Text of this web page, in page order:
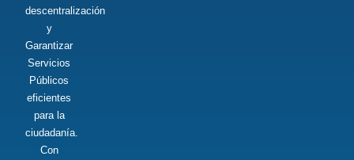
descentralización
y
Garantizar
Servicios
Públicos
eficientes
para la
ciudadanía.
Con